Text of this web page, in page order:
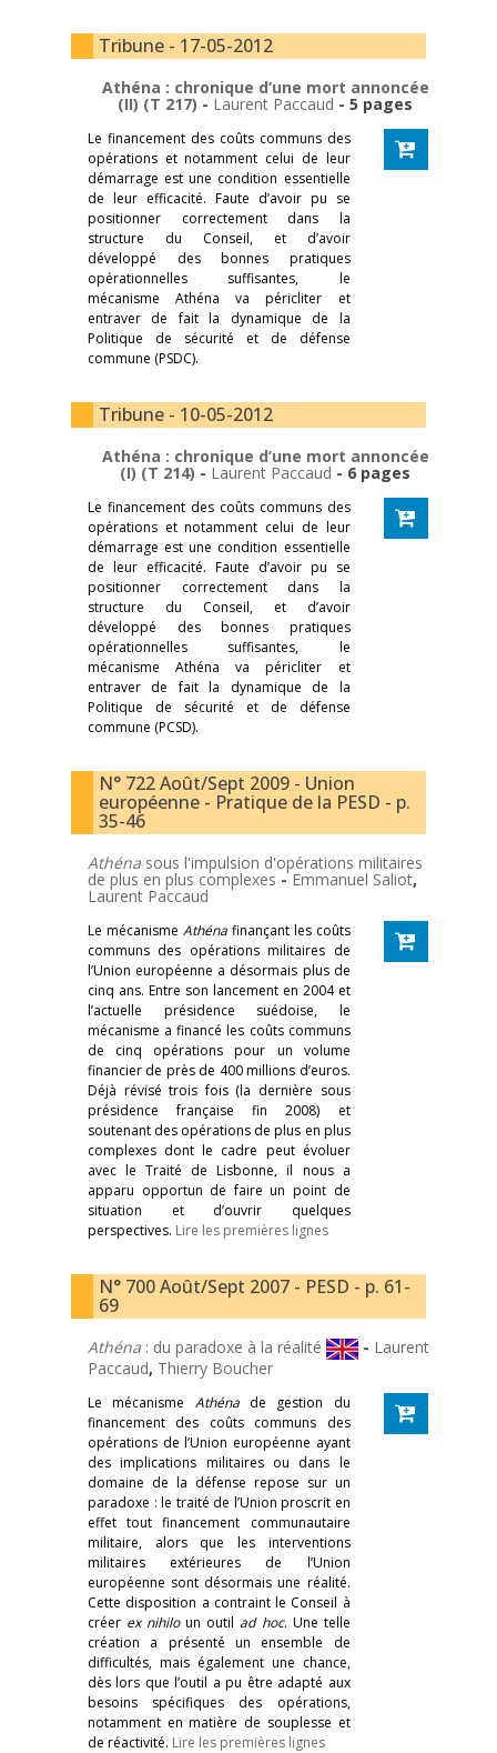
Tribune - 17-05-2012
Athéna : chronique d’une mort annoncée
(II) (T 217) - Laurent Paccaud - 5 pages
Le financement des coûts communs des
opérations et notamment celui de leur
démarrage est une condition essentielle
de leur efficacité. Faute d’avoir pu se
positionner correctement dans la
structure du Conseil, et d’avoir
développé des bonnes pratiques
opérationnelles suffisantes, le
mécanisme Athéna va péricliter et
entraver de fait la dynamique de la
Politique de sécurité et de défense
commune (PSDC).
Tribune - 10-05-2012
Athéna : chronique d’une mort annoncée
(I) (T 214) - Laurent Paccaud - 6 pages
Le financement des coûts communs des
opérations et notamment celui de leur
démarrage est une condition essentielle
de leur efficacité. Faute d’avoir pu se
positionner correctement dans la
structure du Conseil, et d’avoir
développé des bonnes pratiques
opérationnelles suffisantes, le
mécanisme Athéna va péricliter et
entraver de fait la dynamique de la
Politique de sécurité et de défense
commune (PCSD).
N° 722 Août/Sept 2009 - Union
européenne - Pratique de la PESD - p.
35-46
Athéna sous l'impulsion d'opérations militaires
de plus en plus complexes - Emmanuel Saliot,
Laurent Paccaud
Le mécanisme Athénafinançant les coûts
communs des opérations militaires de
l’Union européenne a désormais plus de
cinq ans. Entre son lancement en 2004 et
l’actuelle présidence suédoise, le
mécanisme a financé les coûts communs
de cinq opérations pour un volume
financier de près de 400 millions d’euros.
Déjà révisé trois fois (la dernière sous
présidence française fin 2008) et
soutenant des opérations de plus en plus
complexes dont le cadre peut évoluer
avec le Traité de Lisbonne, il nous a
apparu opportun de faire un point de
situation et d’ouvrir quelques
perspectives. Lire les premières lignes
N° 700 Août/Sept 2007 - PESD - p. 61-
69
Athéna : du paradoxe à la réalité - Laurent
Paccaud, Thierry Boucher
Le mécanisme Athéna de gestion du
financement des coûts communs des
opérations de l’Union européenne ayant
des implications militaires ou dans le
domaine de la défense repose sur un
paradoxe : le traité de l’Union proscrit en
effet tout financement communautaire
militaire, alors que les interventions
militaires extérieures de l’Union
européenne sont désormais une réalité.
Cette disposition a contraint le Conseil à
créer ex nihiloun outil ad hoc. Une telle
création a présenté un ensemble de
difficultés, mais également une chance,
dès lors que l’outil a pu être adapté aux
besoins spécifiques des opérations,
notamment en matière de souplesse et
de réactivité. Lire les premières lignes